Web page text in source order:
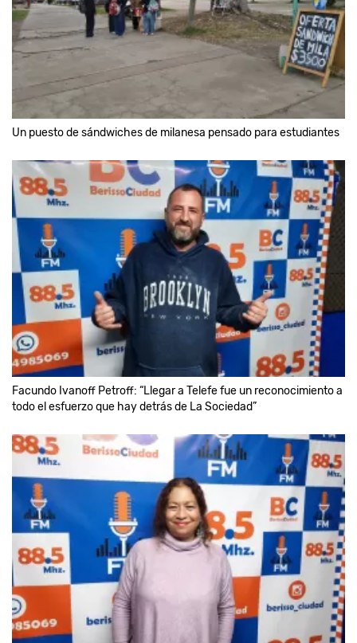
Un puesto de sándwiches de milanesa pensado para estudiantes
Facundo Ivanoff Petroff: “Llegar a Telefe fue un reconocimiento a
todo el esfuerzo que hay detrás de La Sociedad”